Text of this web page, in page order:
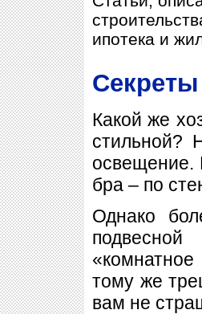
ипотека и
Секреты
Какой же
стильной?
освещение.
бра – по
Однако
тому же
вам не